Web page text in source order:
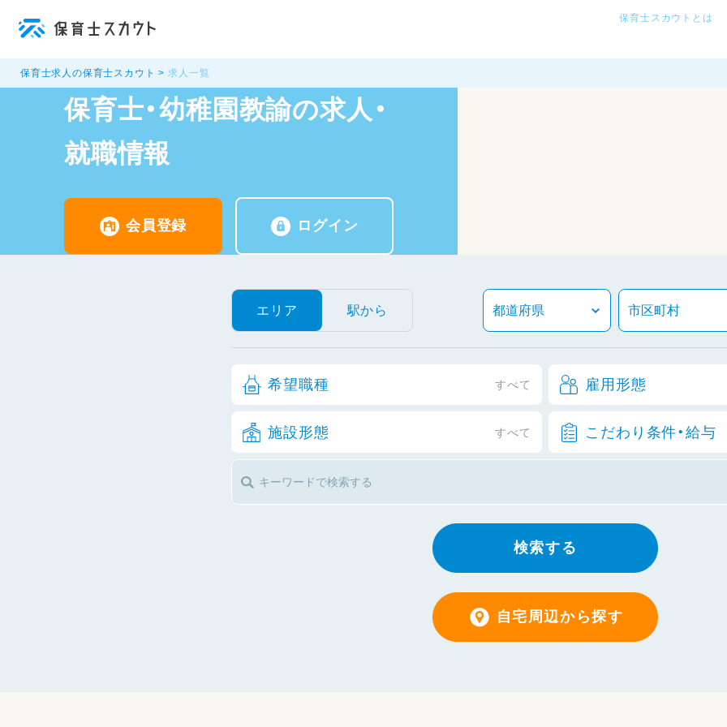
保育士スカウトとは
保育士求人の保育士スカウト 求人一覧
保育士・幼稚園教諭の求人・
就職情報
会員登録 ログイン
エリア 駅から
希望職種 すべて 雇用形態
施設形態 すべて こだわり条件・給与
検索する
自宅周辺から探す